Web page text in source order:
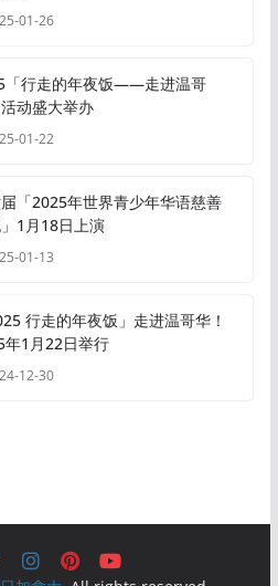
01-26
「行走的年夜饭——走进温哥
动盛大举办
01-22
「2025年世界青少年华语慈善
1月18日上演
01-13
行走的年夜饭」走进温哥华！
年1月22日举行
12-30